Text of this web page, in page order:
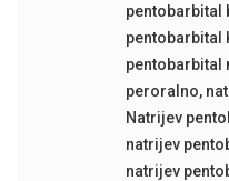
pentobarbital
pentobarbital
pentobarbital
peroralno,
Natrijev
natrijev
natrijev